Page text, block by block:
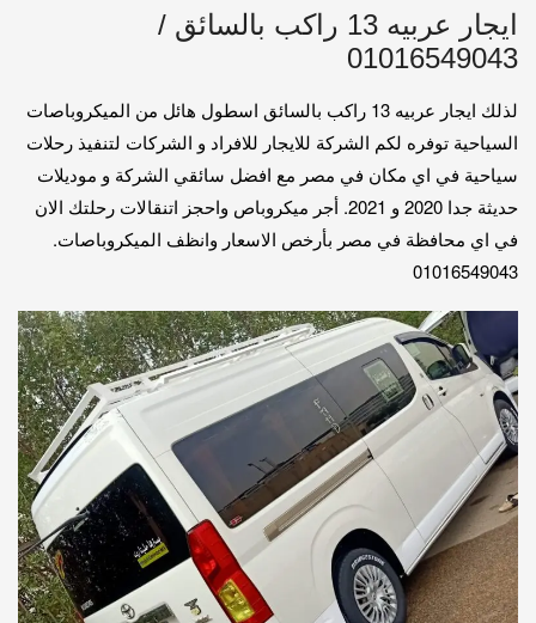
ايجار عربيه 13 راكب بالسائق /
01016549043
لذلك ايجار عربيه 13 راكب بالسائق اسطول هائل من الميكروباصات
السياحية توفره لكم الشركة للايجار للافراد و الشركات لتنفيذ رحلات
سياحية في اي مكان في مصر مع افضل سائقي الشركة و موديلات
حديثة جدا 2020 و 2021. أجر ميكروباص واحجز اتنقالات رحلتك الان
في اي محافظة في مصر بأرخص الاسعار وانظف الميكروباصات.
01016549043